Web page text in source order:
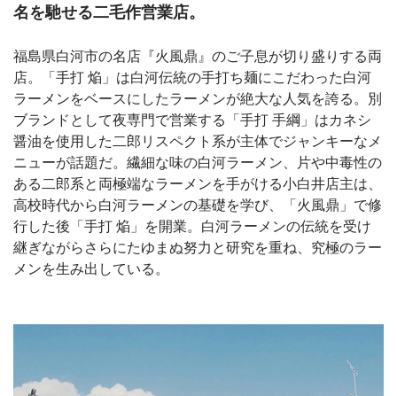
名を馳せる二毛作営業店。
福島県白河市の名店『火風鼎』のご子息が切り盛りする両
店。「手打 焔」は白河伝統の手打ち麺にこだわった白河
ラーメンをベースにしたラーメンが絶大な人気を誇る。別
ブランドとして夜専門で営業する「手打 手綱」はカネシ
醤油を使用した二郎リスペクト系が主体でジャンキーなメ
ニューが話題だ。繊細な味の白河ラーメン、片や中毒性の
ある二郎系と両極端なラーメンを手がける小白井店主は、
高校時代から白河ラーメンの基礎を学び、「火風鼎」で修
行した後「手打 焔」を開業。白河ラーメンの伝統を受け
継ぎながらさらにたゆまぬ努力と研究を重ね、究極のラー
メンを生み出している。